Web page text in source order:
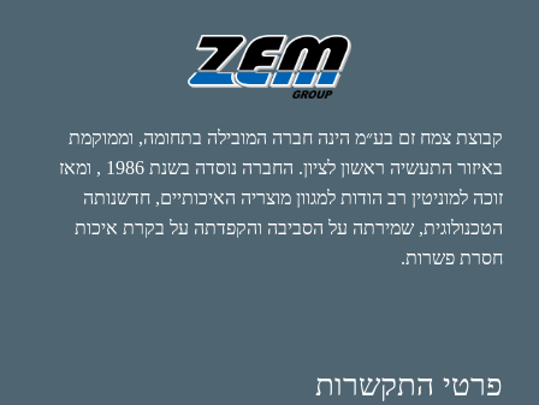
קבוצת צמח זם בע״מ הינה חברה המובילה בתחומה, וממוקמת
באיזור התעשיה ראשון לציון. החברה נוסדה בשנת 1986 , ומאז
זוכה למוניטין רב הודות למגוון מוצריה האיכותיים, חדשנותה
הטכנולוגית, שמירתה על הסביבה והקפדתה על בקרת איכות
חסרת פשרות.
פרטי התקשרות